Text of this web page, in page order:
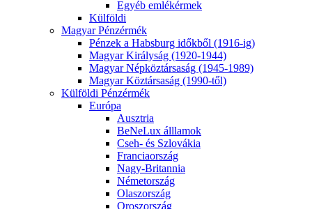
Egyéb emlékérmek
Külföldi
Magyar Pénzérmék
Pénzek a Habsburg időkből (1916-ig)
Magyar Királyság (1920-1944)
Magyar Népköztársaság (1945-1989)
Magyar Köztársaság (1990-től)
Külföldi Pénzérmék
Európa
Ausztria
BeNeLux álllamok
Cseh- és Szlovákia
Franciaország
Nagy-Britannia
Németország
Olaszország
Oroszország